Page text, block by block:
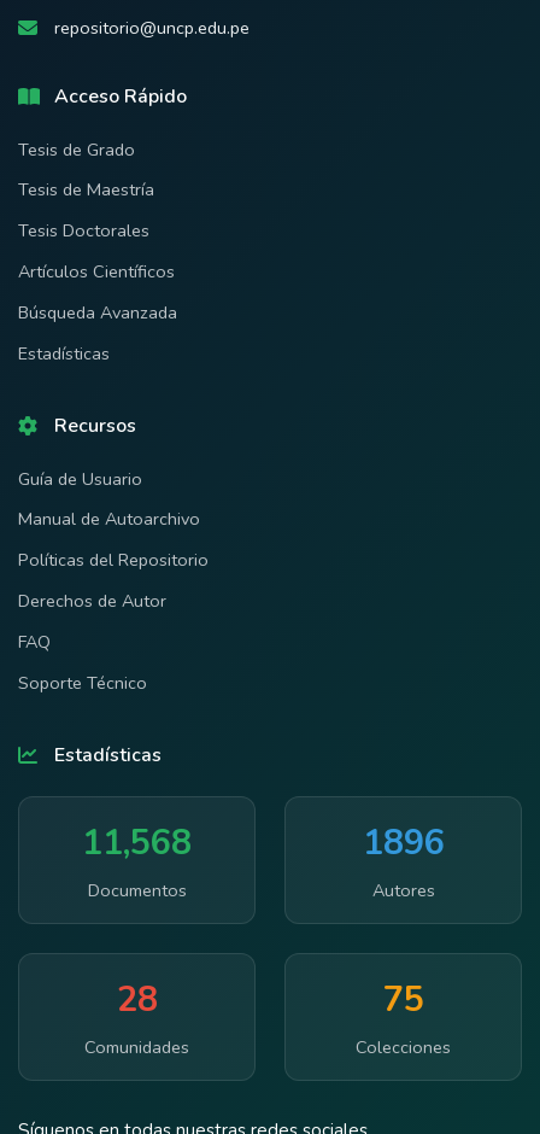
repositorio@uncp.edu.pe
Acceso Rápido
Tesis de Grado
Tesis de Maestría
Tesis Doctorales
Artículos Científicos
Búsqueda Avanzada
Estadísticas
Recursos
Guía de Usuario
Manual de Autoarchivo
Políticas del Repositorio
Derechos de Autor
FAQ
Soporte Técnico
Estadísticas
11,568
Documentos
1896
Autores
28
Comunidades
75
Colecciones